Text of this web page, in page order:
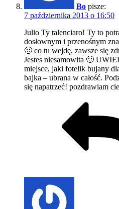
Bo pisze:
7 października 2013 o 16:50
Julio Ty talenciaro! Ty to
dosłownym i przenośnym
🙂 co tu wejdę, zawsze się
Jestes niesamowita 🙂
miejsce, jaki fotelik bujany
bajka – ubrana w całość.
się napatrzeć! pozdrawiam